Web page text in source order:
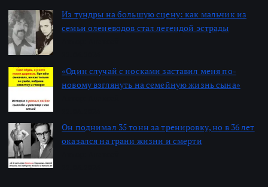
Из тундры на большую сцену: как мальчик из
семьи оленеводов стал легендой эстрады
«Один случай с носками заставил меня по-
новому взглянуть на семейную жизнь сына»
Он поднимал 35 тонн за тренировку, но в 36 лет
оказался на грани жизни и смерти